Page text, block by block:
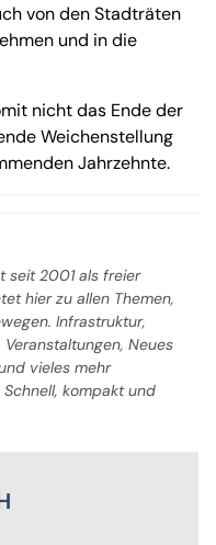
von den Stadträten
und in die
nicht das Ende der
Weichenstellung
Jahrzehnte.
seit 2001 als freier
hier zu allen Themen,
Infrastruktur,
Neues
vieles mehr
kompakt und